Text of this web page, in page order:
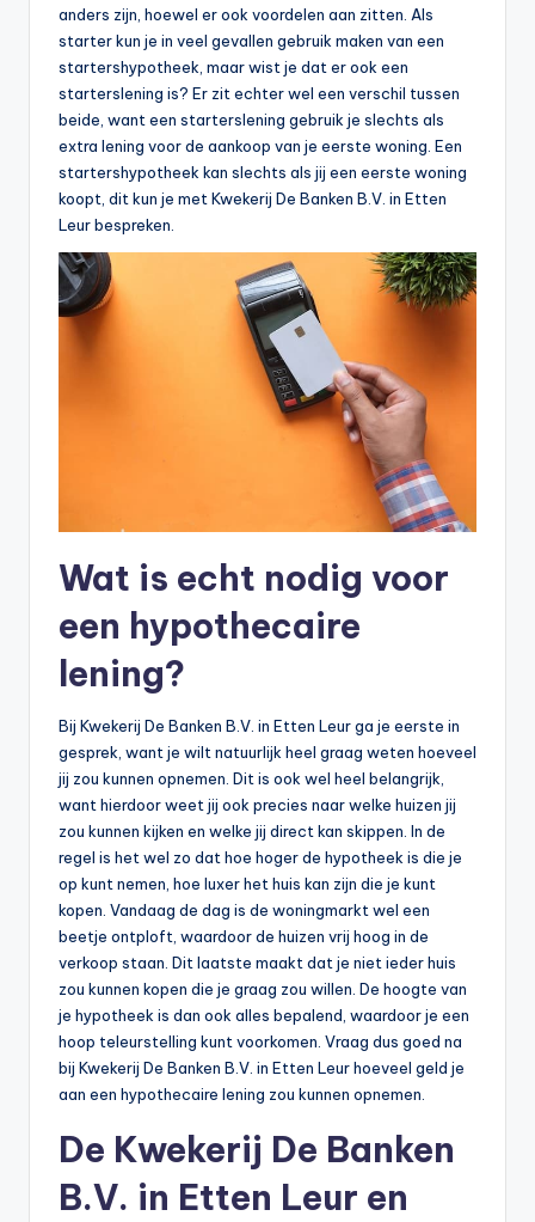
anders zijn, hoewel er ook voordelen aan zitten. Als
starter kun je in veel gevallen gebruik maken van een
startershypotheek, maar wist je dat er ook een
starterslening is? Er zit echter wel een verschil tussen
beide, want een starterslening gebruik je slechts als
extra lening voor de aankoop van je eerste woning. Een
startershypotheek kan slechts als jij een eerste woning
koopt, dit kun je met Kwekerij De Banken B.V. in Etten
Leur bespreken.
Wat is echt nodig voor
een hypothecaire
lening?
Bij Kwekerij De Banken B.V. in Etten Leur ga je eerste in
gesprek, want je wilt natuurlijk heel graag weten hoeveel
jij zou kunnen opnemen. Dit is ook wel heel belangrijk,
want hierdoor weet jij ook precies naar welke huizen jij
zou kunnen kijken en welke jij direct kan skippen. In de
regel is het wel zo dat hoe hoger de hypotheek is die je
op kunt nemen, hoe luxer het huis kan zijn die je kunt
kopen. Vandaag de dag is de woningmarkt wel een
beetje ontploft, waardoor de huizen vrij hoog in de
verkoop staan. Dit laatste maakt dat je niet ieder huis
zou kunnen kopen die je graag zou willen. De hoogte van
je hypotheek is dan ook alles bepalend, waardoor je een
hoop teleurstelling kunt voorkomen. Vraag dus goed na
bij Kwekerij De Banken B.V. in Etten Leur hoeveel geld je
aan een hypothecaire lening zou kunnen opnemen.
De Kwekerij De Banken
B.V. in Etten Leur en